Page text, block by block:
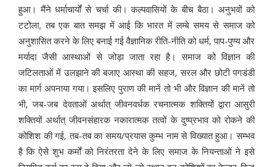
हुआ। मैंने धर्माचार्यों से चर्चा की। कल्पवासियों के बीच बैठा। अनुभवों को
टटोला, तब एक बात समझ में आई कि भारत में लम्बे समय से समाज को
अनुशासित करने के लिए बनाई गई वैज्ञानिक रीति-नीति को धर्म, पाप-पुण्य और
मर्यादा जैसी आस्थाओं से जोड़ा जाता रहा है। समाज को विज्ञान की
जटिलताओं में उलझाने की बजाए आस्था की सहज, सरल और छोटी पगडंडी
का मार्ग अपनाया गया। इसलिए पुराण की मानें तो भी और विज्ञान की मानें तो
भी, जब-जब देवताओं अर्थात् जीवनवर्धक रचनात्मक शक्तियों द्वारा आसुरी
शक्तियों अर्थात् जीवनसंहारक नकारात्मक तत्वों के दुष्प्रभाव को रोकने की
कोशिश की गई, तब-तब का समय/प्रयास कुम्भ नाम से विख्यात हुआ। सम्भव
है कि ऐसे शुभ कर्मों को निरंतरता देने के लिए समाज के नियन्ताओं ने इसे